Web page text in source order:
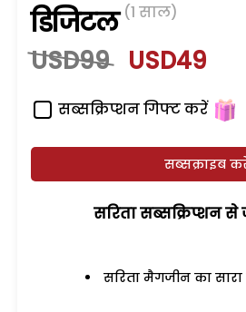
डिजिटल (1 साल)
USD99 USD49
सब्सक्रिप्शन गिफ्ट करें
सब्सक्राइब
सरिता सब्सक्रिप्शन
सरिता मैगजीन का